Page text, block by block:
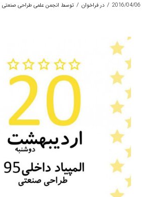
2016/04/06
/ در فراخوان / توسط انجمن علمی طراحی صنعتی